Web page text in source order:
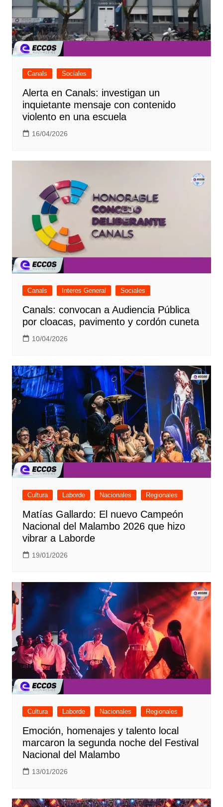
Canals Sociales
Alerta en Canals: investigan un
inquietante mensaje con contenido
violento en una escuela
16/04/2026
Canals Interes General Sociales
Canals: convocan a Audiencia Pública
por cloacas, pavimento y cordón cuneta
10/04/2026
Cultura Laborde Nacionales Regionales
Matías Gallardo: El nuevo Campeón
Nacional del Malambo 2026 que hizo
vibrar a Laborde
19/01/2026
Cultura Laborde Nacionales Regionales
Emoción, homenajes y talento local
marcaron la segunda noche del Festival
Nacional del Malambo
13/01/2026